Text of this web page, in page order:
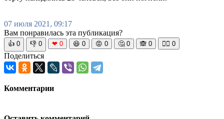
07 июля 2021, 09:17
Вам понравилась эта публикация?
👍 0 👎 0 ❤ 0 😆 0 😡 0 🤔 0 🙈 0 🧘‍♀️ 0
Поделиться
Комментарии